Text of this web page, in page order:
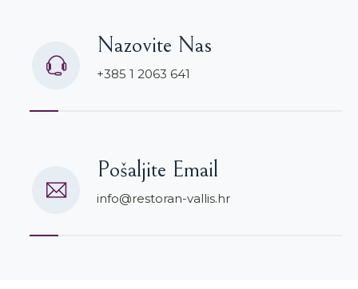
Nazovite Nas
+385 1 2063 641
Pošaljite Email
info@restoran-vallis.hr